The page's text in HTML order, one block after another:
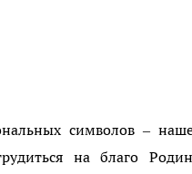
символов –
на благо